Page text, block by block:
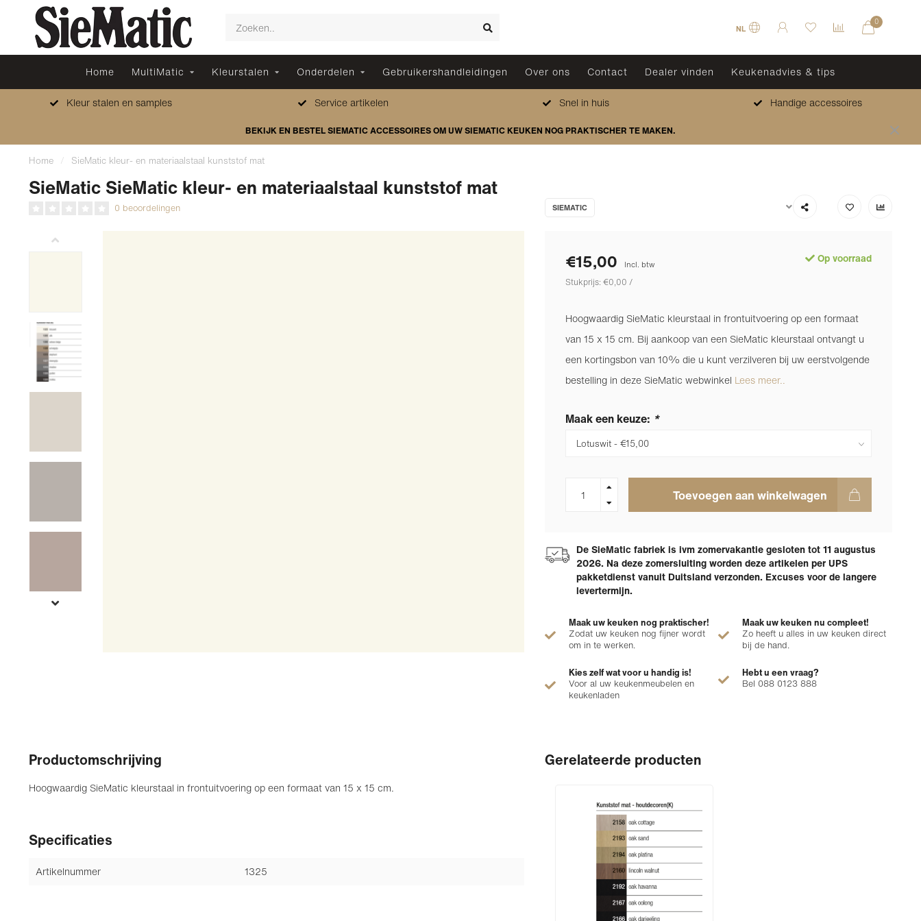
NL
0
Home MultiMatic Kleurstalen Onderdelen Gebruikershandleidingen Over ons Contact Dealer vinden Keukenadvies & tips
Kleur stalen en samples Service artikelen Snel in huis Handige accessoires
BEKIJK EN BESTEL SIEMATIC ACCESSOIRES OM UW SIEMATIC KEUKEN NOG PRAKTISCHER TE MAKEN.
Home / SieMatic kleur- en materiaalstaal kunststof mat
SieMatic SieMatic kleur- en materiaalstaal kunststof mat
0 beoordelingen SIEMATIC
€15,00 Incl. btw Op voorraad
Stukprijs: €0,00 /
Hoogwaardig SieMatic kleurstaal in frontuitvoering op een formaat
van 15 x 15 cm. Bij aankoop van een SieMatic kleurstaal ontvangt u
een kortingsbon van 10% die u kunt verzilveren bij uw eerstvolgende
bestelling in deze SieMatic webwinkel Lees meer..
Maak een keuze: *
Toevoegen aan winkelwagen
De SieMatic fabriek is ivm zomervakantie gesloten tot 11 augustus
2026. Na deze zomersluiting worden deze artikelen per UPS
pakketdienst vanuit Duitsland verzonden. Excuses voor de langere
levertermijn.
Maak uw keuken nog praktischer!
Zodat uw keuken nog fijner wordt
om in te werken.
Maak uw keuken nu compleet!
Zo heeft u alles in uw keuken direct
bij de hand.
Kies zelf wat voor u handig is!
Voor al uw keukenmeubelen en
keukenladen
Hebt u een vraag?
Bel 088 0123 888
Productomschrijving
Hoogwaardig SieMatic kleurstaal in frontuitvoering op een formaat van 15 x 15 cm.
Specificaties
Artikelnummer 1325
Gerelateerde producten